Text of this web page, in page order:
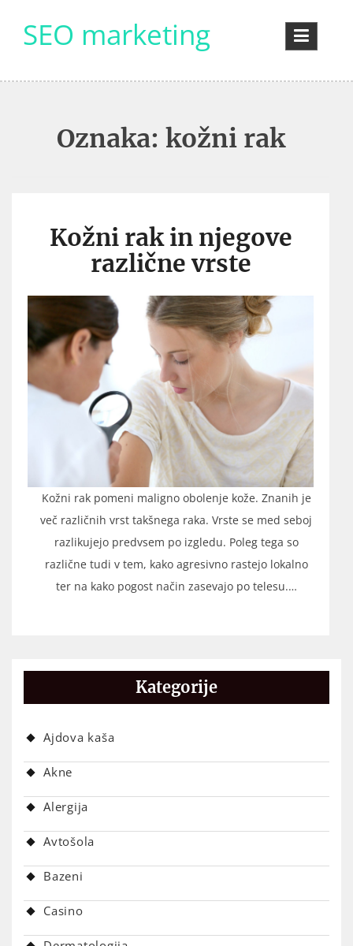
contentSEO marketing
Oznaka: kožni rak
Kožni rak in njegove
različne vrste
Kožni rak pomeni maligno obolenje kože. Znanih je
več različnih vrst takšnega raka. Vrste se med seboj
razlikujejo predvsem po izgledu. Poleg tega so
različne tudi v tem, kako agresivno rastejo lokalno
ter na kako pogost način zasevajo po telesu.…
Kategorije
Ajdova kaša
Akne
Alergija
Avtošola
Bazeni
Casino